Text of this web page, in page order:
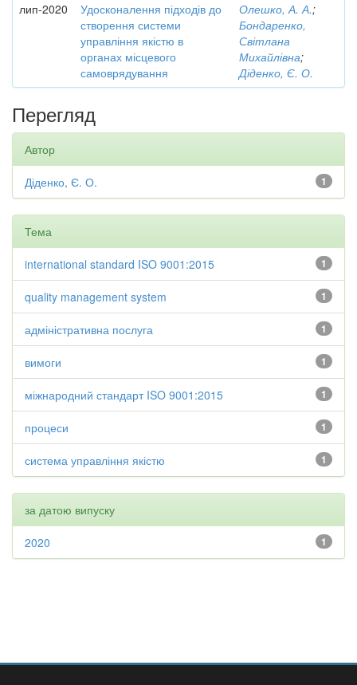
лип-2020
Удосконалення підходів до
створення системи
управління якістю в
органах місцевого
самоврядування
Олешко, А. А.;
Бондаренко,
Світлана
Михайлівна;
Діденко, Є. О.
Перегляд
Автор
1
Діденко, Є. О.
Тема
1
international standard ISO 9001:2015
1
quality management system
1
адміністративна послуга
1
вимоги
1
міжнародний стандарт ISO 9001:2015
1
процеси
1
система управління якістю
за датою випуску
1
2020